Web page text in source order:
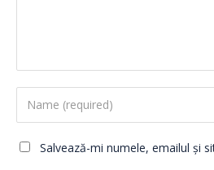
Salvează-mi numele, emailul și